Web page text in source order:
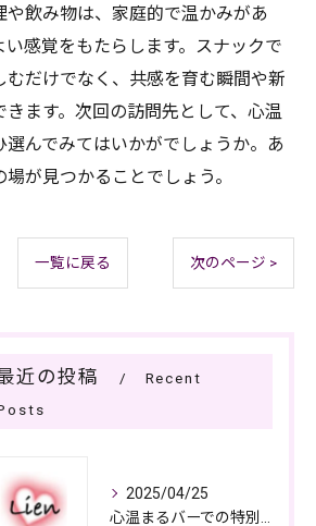
や飲み物は、家庭的で温かみがあ
い感覚をもたらします。スナックで
むだけでなく、共感を育む瞬間や新
きます。次回の訪問先として、心温
選んでみてはいかがでしょうか。あ
が見つかることでしょう。
一覧に戻る 次のページ >
近の投稿
Recent
2025/04/25